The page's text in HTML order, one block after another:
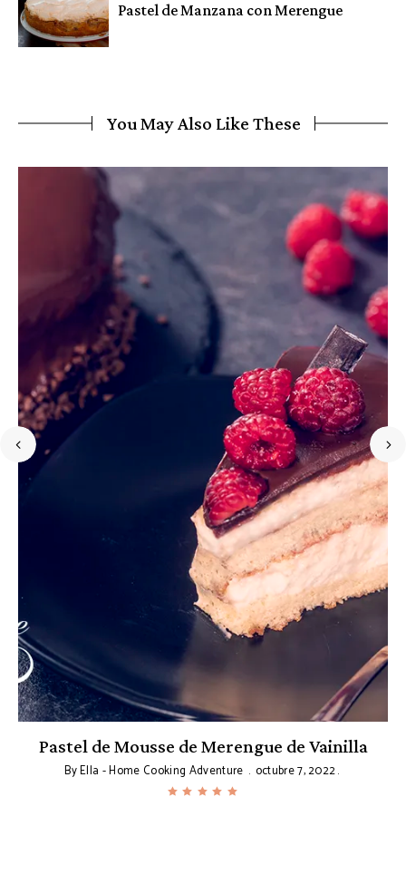
Pastel de Manzana con Merengue
You May Also Like These
Pastel de Mousse de Merengue de Vainilla
ByElla - Home Cooking Adventure octubre 7, 2022